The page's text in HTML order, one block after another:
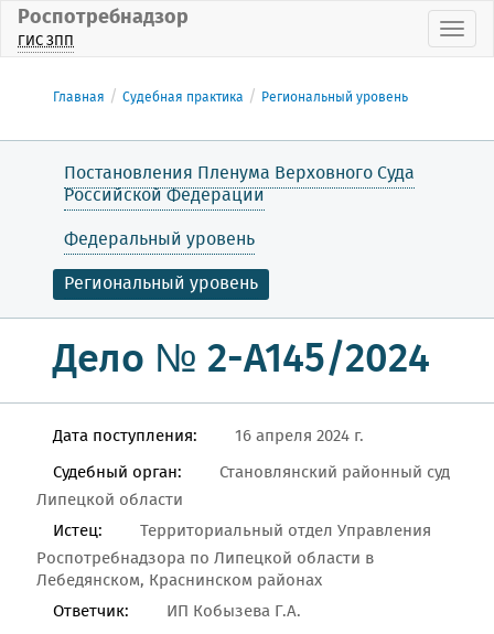
Роспотребнадзор
ГИС ЗПП
Главная Судебная практика Региональный уровень
Постановления Пленума Верховного Суда
Российской Федерации
Федеральный уровень
Региональный уровень
Дело № 2-А145/2024
Дата поступления:
16 апреля 2024 г.
Судебный орган:
Становлянский районный суд
Липецкой области
Истец:
Территориальный отдел Управления
Роспотребнадзора по Липецкой области в
Лебедянском, Краснинском районах
Ответчик:
ИП Кобызева Г.А.